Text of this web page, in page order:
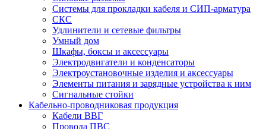
Системы для прокладки кабеля и СИП-арматура
СКС
Удлинители и сетевые фильтры
Умный дом
Шкафы, боксы и аксессуары
Электродвигатели и конденсаторы
Электроустановочные изделия и аксессуары
Элементы питания и зарядные устройства к ним
Сигнальные стойки
Кабельно-проводниковая продукция
Кабели ВВГ
Провода ПВС